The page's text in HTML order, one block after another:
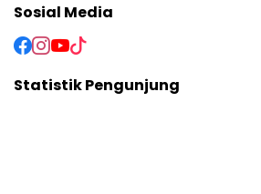
Sosial Media
Statistik Pengunjung